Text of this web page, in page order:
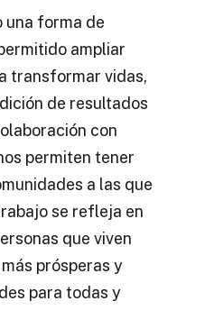
una forma de
ampliar
transformar vidas,
de resultados
con
permiten tener
a las que
se refleja en
que viven
prósperas y
para todas y